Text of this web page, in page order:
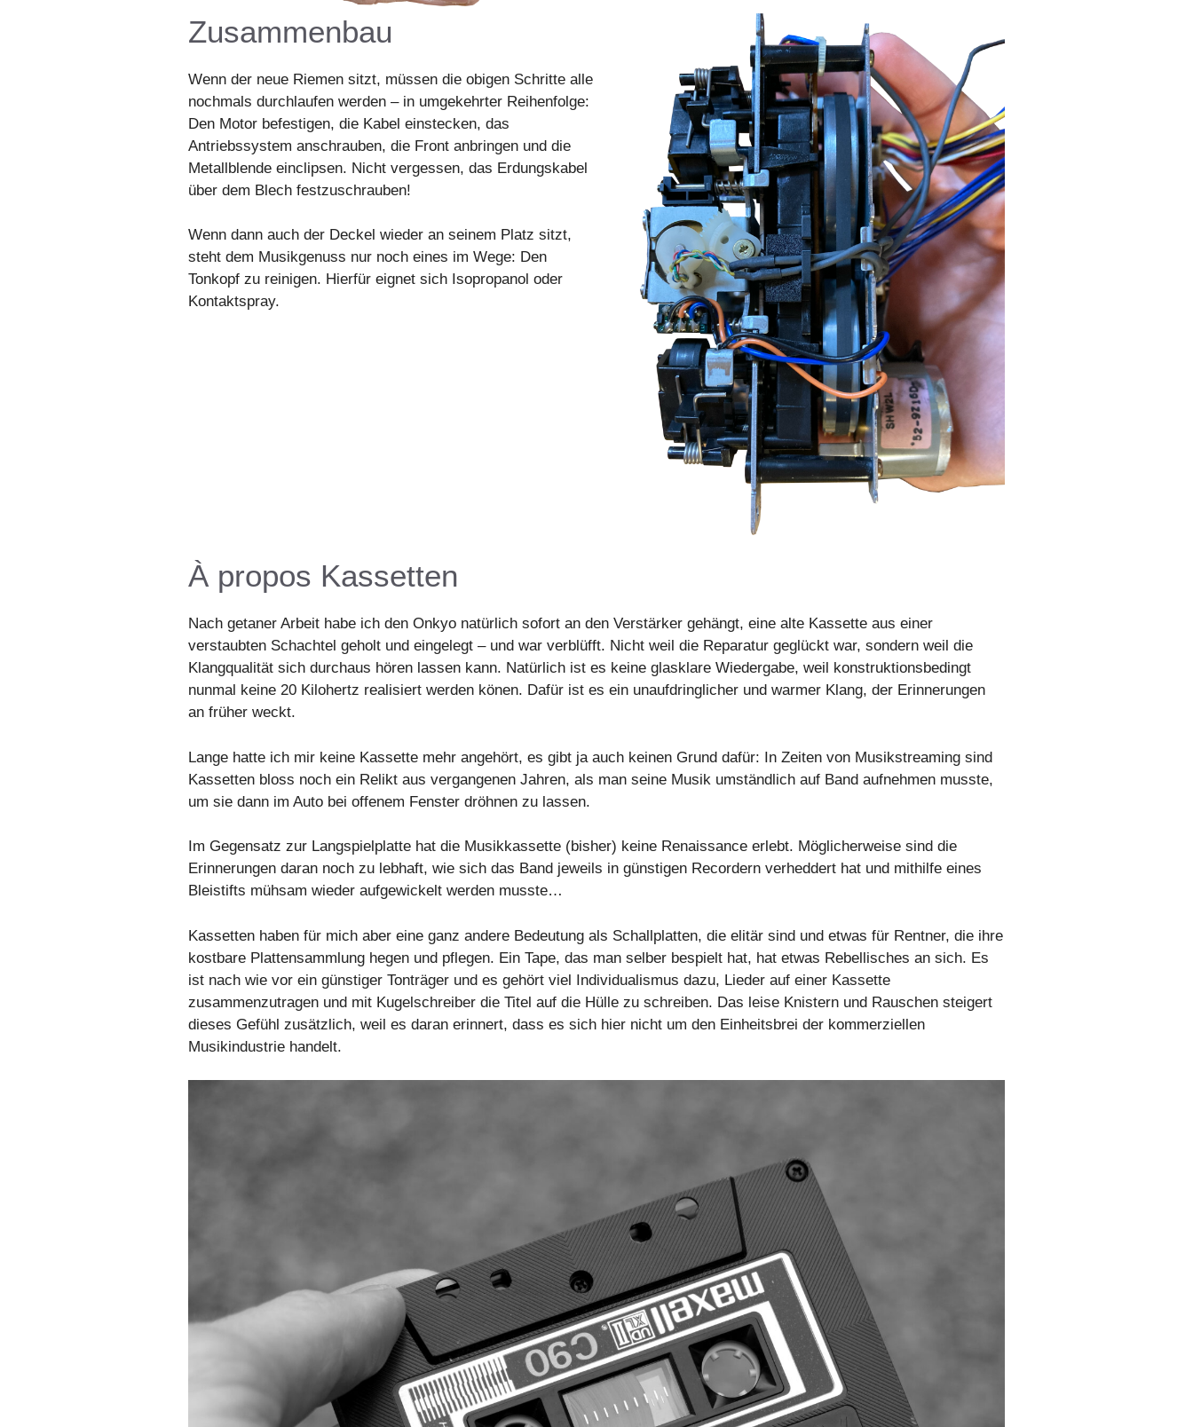
Zusammenbau
Wenn der neue Riemen sitzt, müssen die obigen Schritte alle
nochmals durchlaufen werden – in umgekehrter Reihenfolge:
Den Motor befestigen, die Kabel einstecken, das
Antriebssystem anschrauben, die Front anbringen und die
Metallblende einclipsen. Nicht vergessen, das Erdungskabel
über dem Blech festzuschrauben!
Wenn dann auch der Deckel wieder an seinem Platz sitzt,
steht dem Musikgenuss nur noch eines im Wege: Den
Tonkopf zu reinigen. Hierfür eignet sich Isopropanol oder
Kontaktspray.
À propos Kassetten
Nach getaner Arbeit habe ich den Onkyo natürlich sofort an den Verstärker gehängt, eine alte Kassette aus einer
verstaubten Schachtel geholt und eingelegt – und war verblüfft. Nicht weil die Reparatur geglückt war, sondern weil die
Klangqualität sich durchaus hören lassen kann. Natürlich ist es keine glasklare Wiedergabe, weil konstruktionsbedingt
nunmal keine 20 Kilohertz realisiert werden könen. Dafür ist es ein unaufdringlicher und warmer Klang, der Erinnerungen
an früher weckt.
Lange hatte ich mir keine Kassette mehr angehört, es gibt ja auch keinen Grund dafür: In Zeiten von Musikstreaming sind
Kassetten bloss noch ein Relikt aus vergangenen Jahren, als man seine Musik umständlich auf Band aufnehmen musste,
um sie dann im Auto bei offenem Fenster dröhnen zu lassen.
Im Gegensatz zur Langspielplatte hat die Musikkassette (bisher) keine Renaissance erlebt. Möglicherweise sind die
Erinnerungen daran noch zu lebhaft, wie sich das Band jeweils in günstigen Recordern verheddert hat und mithilfe eines
Bleistifts mühsam wieder aufgewickelt werden musste…
Kassetten haben für mich aber eine ganz andere Bedeutung als Schallplatten, die elitär sind und etwas für Rentner, die ihre
kostbare Plattensammlung hegen und pflegen. Ein Tape, das man selber bespielt hat, hat etwas Rebellisches an sich. Es
ist nach wie vor ein günstiger Tonträger und es gehört viel Individualismus dazu, Lieder auf einer Kassette
zusammenzutragen und mit Kugelschreiber die Titel auf die Hülle zu schreiben. Das leise Knistern und Rauschen steigert
dieses Gefühl zusätzlich, weil es daran erinnert, dass es sich hier nicht um den Einheitsbrei der kommerziellen
Musikindustrie handelt.